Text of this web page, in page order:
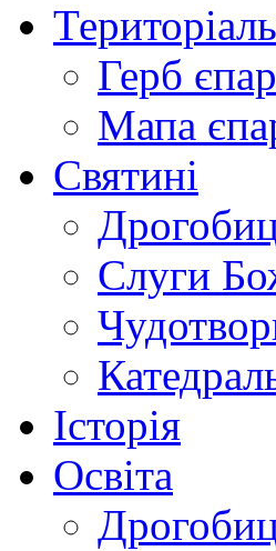
Герб
Мапа
Святині
Слуги
Історія
Освіта